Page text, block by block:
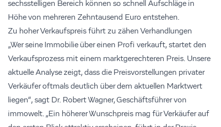
sechsstelligen Bereich können so schnell Aufschläge in
Höhe von mehreren Zehntausend Euro entstehen.
Zu hoher Verkaufspreis führt zu zähen Verhandlungen
„Wer seine Immobilie über einen Profi verkauft, startet den
Verkaufsprozess mit einem marktgerechteren Preis. Unsere
aktuelle Analyse zeigt, dass die Preisvorstellungen privater
Verkäufer oftmals deutlich über dem aktuellen Marktwert
liegen“, sagt Dr. Robert Wagner, Geschäftsführer von
immowelt. „Ein höherer Wunschpreis mag für Verkäufer auf